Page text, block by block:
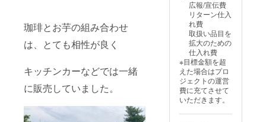
珈琲とお芋の組み合わせ
は、とても相性が良く
キッチンカーなどでは一緒
に販売していました。
フにク
ラウド
ディン
グで支
援をし
た旨を
お声掛
けくだ
さい。
・有効
期間：
広報/宣伝費
リターン仕入
れ費
取扱い品目を
拡大のための
仕入れ費
※目標金額を超
えた場合はプロ
ジェクトの運営
費に充てさせて
いただきます。